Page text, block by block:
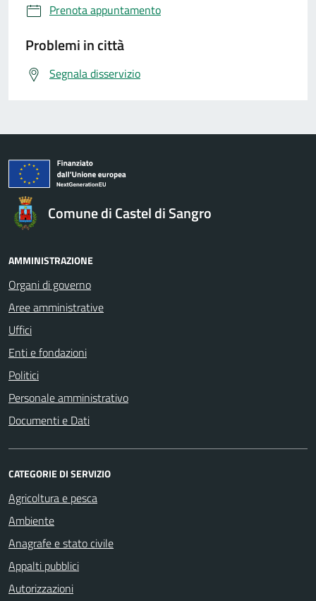
Prenota appuntamento
Problemi in città
Segnala disservizio
Comune di Castel di Sangro
AMMINISTRAZIONE
Organi di governo
Aree amministrative
Uffici
Enti e fondazioni
Politici
Personale amministrativo
Documenti e Dati
CATEGORIE DI SERVIZIO
Agricoltura e pesca
Ambiente
Anagrafe e stato civile
Appalti pubblici
Autorizzazioni